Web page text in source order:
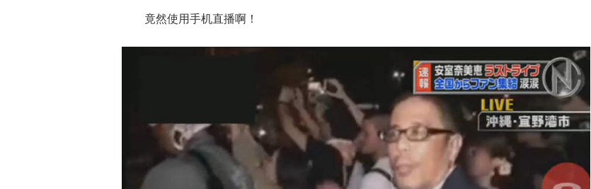
竟然使用手机直播啊！